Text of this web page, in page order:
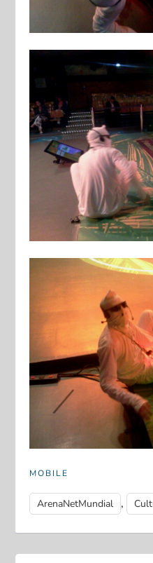
MOBILE
ArenaNetMundial ,